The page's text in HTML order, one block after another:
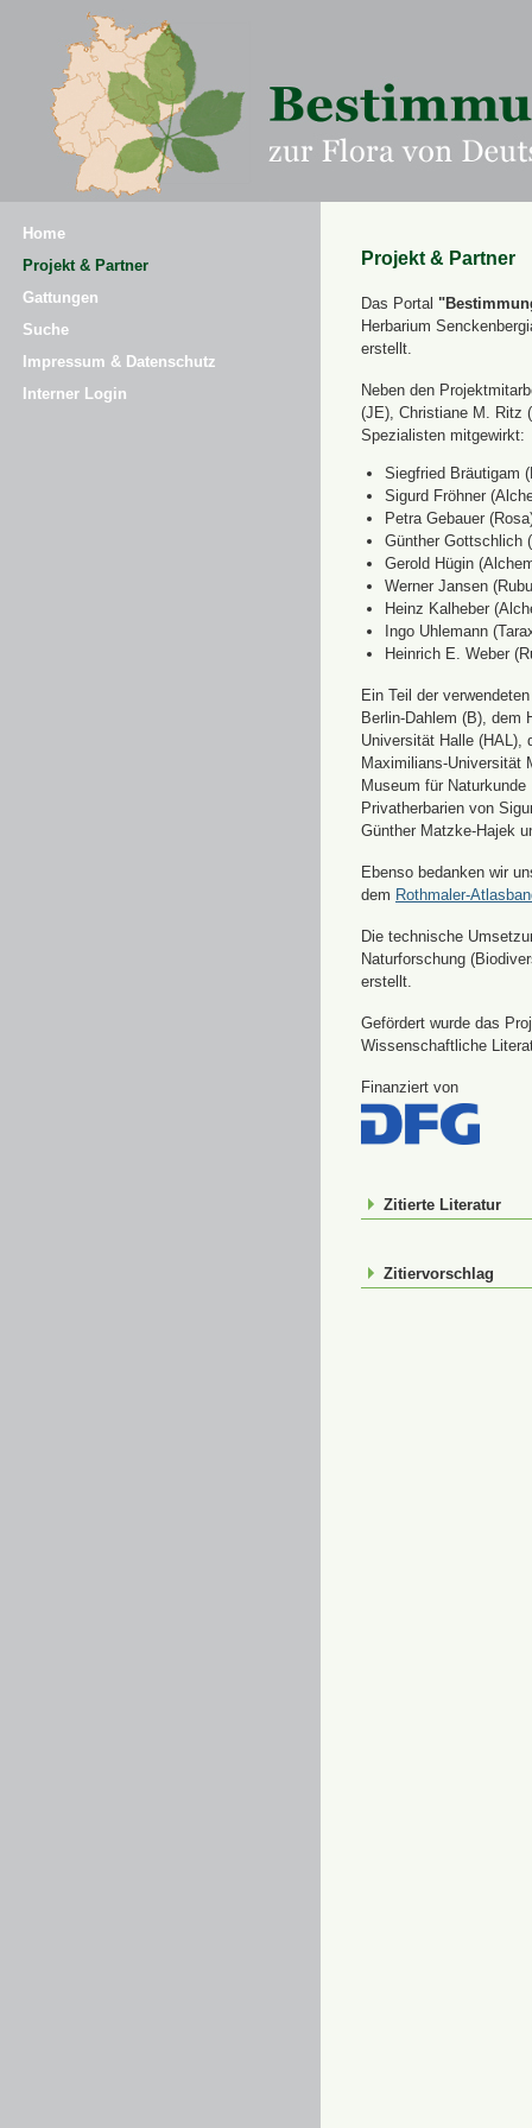
Home
Projekt & Partner
Gattungen
Suche
Impressum & Datenschutz
Interner Login
Projekt & Partner
Das Portal
Herbarium
erstellt.
Neben den
(JE), Christiane M. Ritz
Spezialisten mitgewirkt:
Siegfried Bräutigam
Sigurd Fröhner
Petra Gebauer
Günther Gottschlich
Gerold Hügin
Werner Jansen
Heinz Kalheber
Ingo Uhlemann
Heinrich E. Weber
Ein Teil der
Berlin-Dahlem (B), dem
Universität Halle (HAL),
Maximilians-Universität
Museum für
Privatherbarien von
Günther Matzke-Hajek
Ebenso bedanken wir
dem Rothmaler-
Die technische
Naturforschung
erstellt.
Gefördert wurde das
Wissenschaftliche
Finanziert von
Zitierte Literatur
Zitiervorschlag